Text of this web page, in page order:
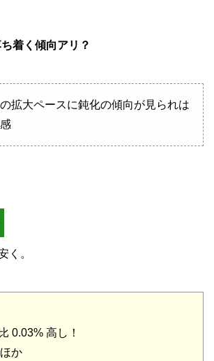
着く傾向アリ？
拡大ペースに鈍化の傾向が見られは
く。
0.03% 高し！
か